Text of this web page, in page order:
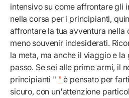
intensivo su come affrontare gli
nella corsa per i principianti,
affrontare la tua avventura nella
meno souvenir indesiderati.
la meta, ma anche il viaggio e
passo. Se sei alle prime armi, il
principianti " " è pensato per
sicuro, con un'attenzione